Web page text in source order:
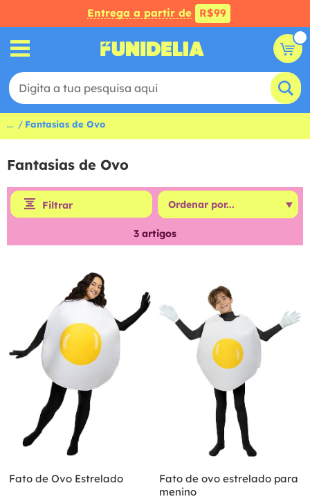
Entrega a partir de R$99
... Fantasias de Ovo
Fantasias de Ovo
Filtrar
3 artigos
Fato de Ovo Estrelado
Fato de ovo estrelado para
menino